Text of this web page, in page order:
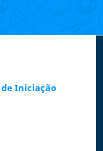
de Iniciação